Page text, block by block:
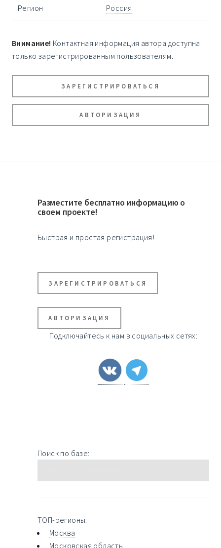
Регион Россия
Внимание! Контактная информация автора доступна
только зарегистрированным пользователям.
ЗАРЕГИСТРИРОВАТЬСЯ
АВТОРИЗАЦИЯ
Разместите бесплатно информацию о
своем проекте!
Быстрая и простая регистрация!
ЗАРЕГИСТРИРОВАТЬСЯ
АВТОРИЗАЦИЯ
Подключайтесь к нам в социальных сетях:
Поиск по базе:
ТОП-регионы:
Москва
Московская область